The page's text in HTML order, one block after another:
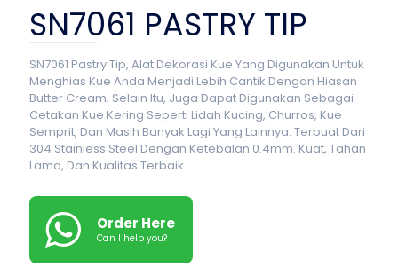
SN7061 PASTRY TIP
SN7061 Pastry Tip, Alat Dekorasi Kue Yang Digunakan Untuk
Menghias Kue Anda Menjadi Lebih Cantik Dengan Hiasan
Butter Cream. Selain Itu, Juga Dapat Digunakan Sebagai
Cetakan Kue Kering Seperti Lidah Kucing, Churros, Kue
Semprit, Dan Masih Banyak Lagi Yang Lainnya. Terbuat Dari
304 Stainless Steel Dengan Ketebalan 0.4mm. Kuat, Tahan
Lama, Dan Kualitas Terbaik
Order Here
Can I help you?